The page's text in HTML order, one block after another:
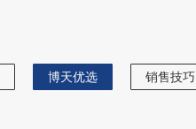
博天优选 销售技巧